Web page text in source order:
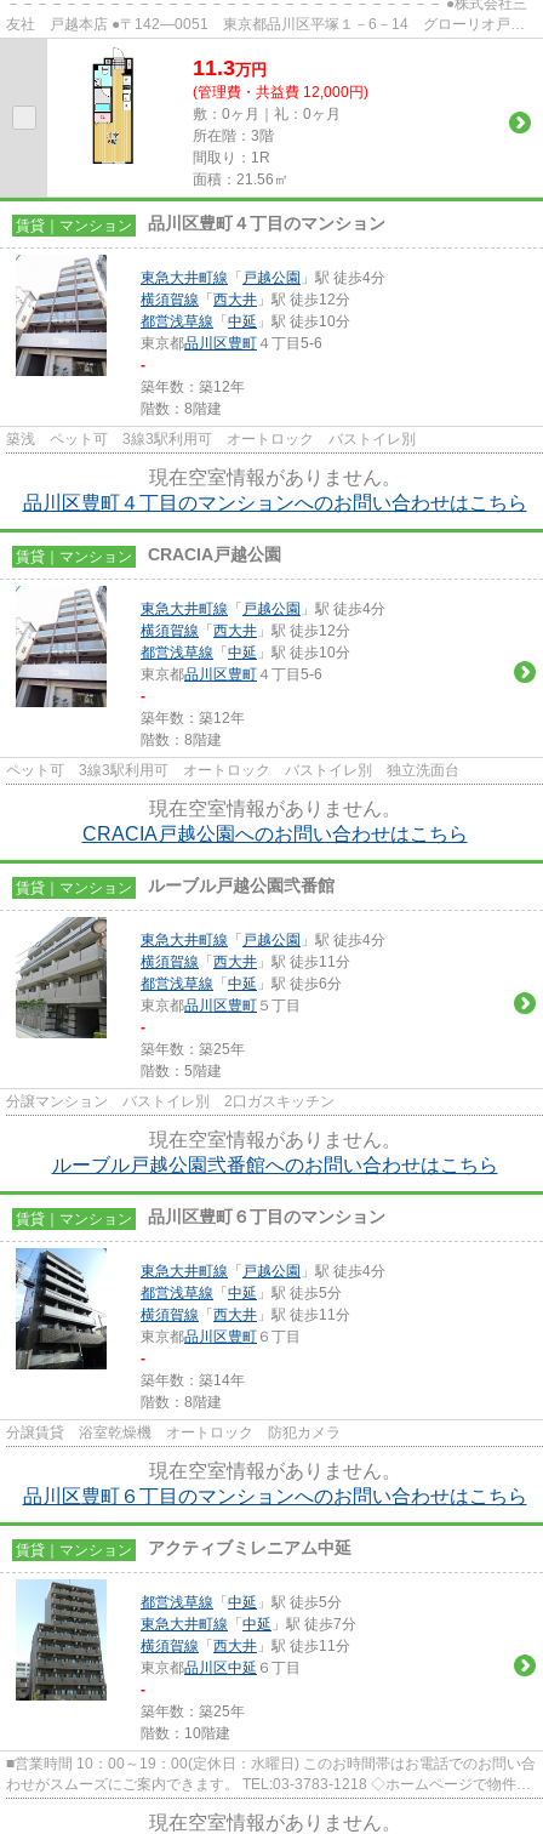
－－－－－－－－－－－－－－－－－－－－－－－－－－－－－－ ●株式会社三
友社 戸越本店 ●〒142―0051 東京都品川区平塚１－6－14 グローリオ戸越
銀座1階 ●TEL：03-3783-1218...
11.3万円
(管理費・共益費 12,000円)
敷：0ヶ月｜礼：0ヶ月
所在階：3階
間取り：1R
面積：21.56㎡
賃貸｜マンション 品川区豊町４丁目のマンション
東急大井町線 「 戸越公園 」駅 徒歩4分
横須賀線 「 西大井 」駅 徒歩12分
都営浅草線 「 中延 」駅 徒歩10分
東京都品川区豊町 ４丁目5-6
-
築年数：築12年
階数：8階建
築浅 ペット可 3線3駅利用可 オートロック バストイレ別
現在空室情報がありません。
品川区豊町４丁目のマンションへのお問い合わせはこちら
賃貸｜マンション CRACIA戸越公園
東急大井町線 「 戸越公園 」駅 徒歩4分
横須賀線 「 西大井 」駅 徒歩12分
都営浅草線 「 中延 」駅 徒歩10分
東京都品川区豊町 ４丁目5-6
-
築年数：築12年
階数：8階建
ペット可 3線3駅利用可 オートロック バストイレ別 独立洗面台
現在空室情報がありません。
CRACIA戸越公園へのお問い合わせはこちら
賃貸｜マンション ルーブル戸越公園弐番館
東急大井町線 「 戸越公園 」駅 徒歩4分
横須賀線 「 西大井 」駅 徒歩11分
都営浅草線 「 中延 」駅 徒歩6分
東京都品川区豊町 ５丁目
-
築年数：築25年
階数：5階建
分譲マンション バストイレ別 2口ガスキッチン
現在空室情報がありません。
ルーブル戸越公園弐番館へのお問い合わせはこちら
賃貸｜マンション 品川区豊町６丁目のマンション
東急大井町線 「 戸越公園 」駅 徒歩4分
都営浅草線 「 中延 」駅 徒歩5分
横須賀線 「 西大井 」駅 徒歩11分
東京都品川区豊町 ６丁目
-
築年数：築14年
階数：8階建
分譲賃貸 浴室乾燥機 オートロック 防犯カメラ
現在空室情報がありません。
品川区豊町６丁目のマンションへのお問い合わせはこちら
賃貸｜マンション アクティブミレニアム中延
都営浅草線 「 中延 」駅 徒歩5分
東急大井町線 「 中延 」駅 徒歩7分
横須賀線 「 西大井 」駅 徒歩11分
東京都品川区中延 ６丁目
-
築年数：築25年
階数：10階建
■営業時間 10：00～19：00(定休日：水曜日) このお時間帯はお電話でのお問い合
わせがスムーズにご案内できます。 TEL:03-3783-1218 ◇ホームページで物件探
現在空室情報がありません。